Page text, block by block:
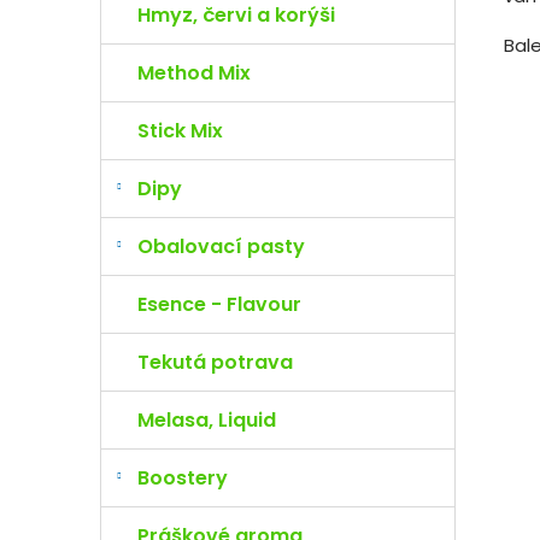
Hmyz, červi a korýši
Method Mix
Stick Mix
Dipy
Obalovací pasty
Esence - Flavour
Tekutá potrava
Melasa, Liquid
Boostery